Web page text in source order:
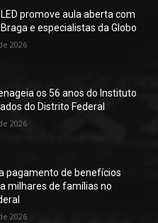
promove aula aberta com
e especialistas da Globo
2026
os 56 anos do Instituto
do Distrito Federal
2026
pagamento de benefícios
milhares de famílias no
2026